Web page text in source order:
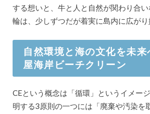
する想いと、牛と人と自然が関わり合
輪は、少しずつだが着実に島内に広がり
自然環境と海の文化を未来
屋海岸ビーチクリーン
CEという概念は「循環」というイメー
明する3原則の一つには「廃棄や汚染を